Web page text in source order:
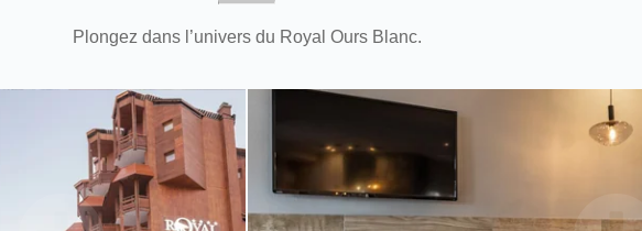
Plongez dans l’univers du Royal Ours Blanc.